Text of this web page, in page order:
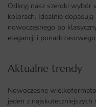
Odkryj nasz szeroki
kolorach. Idealnie
nowoczesnego po
elegancji i
Aktualne trendy​
Nowoczesne
jeden z